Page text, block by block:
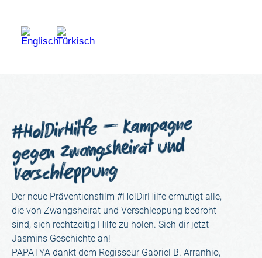
verheiratet zu werden
#HolDirHilfe – Kampagne
gegen Zwangsheirat und
Verschleppung
Der neue Präventionsfilm #HolDirHilfe ermutigt alle,
die von Zwangsheirat und Verschleppung bedroht
sind, sich rechtzeitig Hilfe zu holen. Sieh dir jetzt
Jasmins Geschichte an!
PAPATYA dankt dem Regisseur Gabriel B. Arranhio,